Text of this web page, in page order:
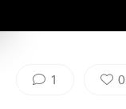
1 0